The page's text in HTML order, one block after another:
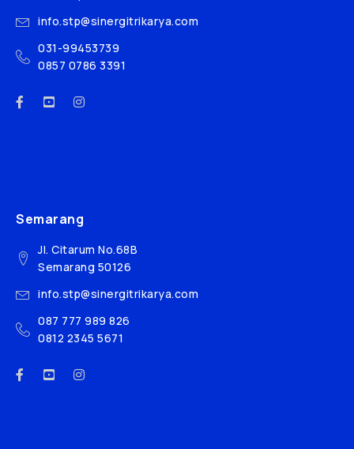
info.stp@sinergitrikarya.com
031-99453739
0857 0786 3391
Semarang
Jl. Citarum No.68B
Semarang 50126
info.stp@sinergitrikarya.com
087 777 989 826
0812 2345 5671